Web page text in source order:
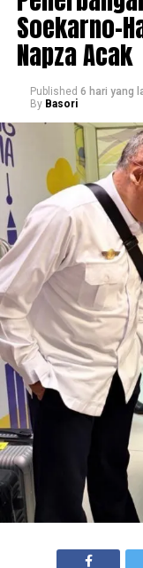
Soekarno-
Napza Acak
Published 6 hari yang
By Basori